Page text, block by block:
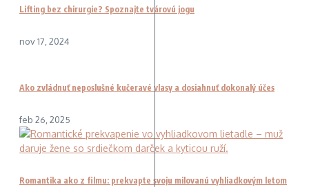
Lifting bez chirurgie? Spoznajte tvárovú jogu
nov 17, 2024
Ako zvládnuť neposlušné kučeravé vlasy a dosiahnuť dokonalý účes
feb 26, 2025
Romantika ako z filmu: prekvapte svoju milovanú vyhliadkovým letom